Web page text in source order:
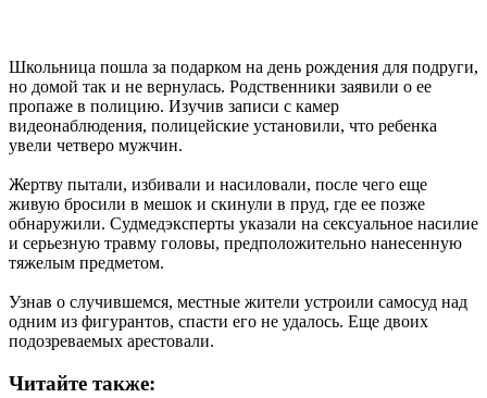
Школьница пошла за подарком на день рождения для подруги,
но домой так и не вернулась. Родственники заявили о ее
пропаже в полицию. Изучив записи с камер
видеонаблюдения, полицейские установили, что ребенка
увели четверо мужчин.
Жертву пытали, избивали и насиловали, после чего еще
живую бросили в мешок и скинули в пруд, где ее позже
обнаружили. Судмедэксперты указали на сексуальное насилие
и серьезную травму головы, предположительно нанесенную
тяжелым предметом.
Узнав о случившемся, местные жители устроили самосуд над
одним из фигурантов, спасти его не удалось. Еще двоих
подозреваемых арестовали.
Читайте также: